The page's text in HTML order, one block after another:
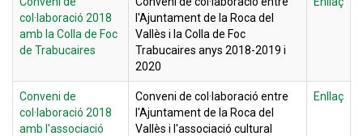
col·laboració 2018
amb la Colla de Foc
de Trabucaires
l'Ajuntament de la Roca del
Vallès i la Colla de Foc
Trabucaires anys 2018-2019 i
2020
Conveni de
col·laboració 2018
amb l'associació
Conveni de col·laboració entre
l'Ajuntament de la Roca del
Vallès i l'associació cultural
Enllaç